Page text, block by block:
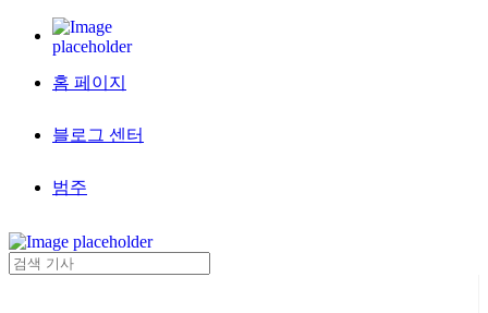
홈 페이지
블로그 센터
범주